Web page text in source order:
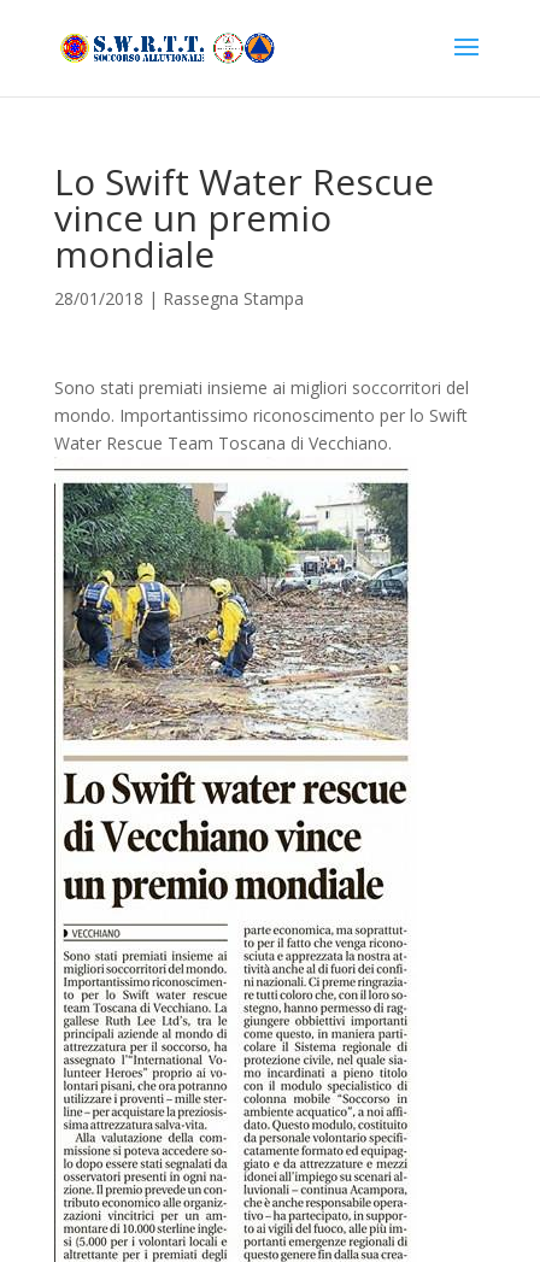
Lo Swift Water Rescue
vince un premio
mondiale
28/01/2018 | Rassegna Stampa
Sono stati premiati insieme ai migliori soccorritori del
mondo. Importantissimo riconoscimento per lo Swift
Water Rescue Team Toscana di Vecchiano.